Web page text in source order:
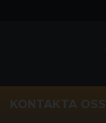
KONTAKTA OSS